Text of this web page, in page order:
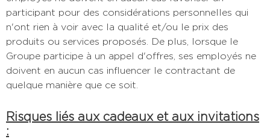
participant pour des considérations personnelles qui
n'ont rien à voir avec la qualité et/ou le prix des
produits ou services proposés. De plus, lorsque le
Groupe participe à un appel d'offres, ses employés ne
doivent en aucun cas influencer le contractant de
quelque manière que ce soit.
Risques liés aux cadeaux et aux invitations
: